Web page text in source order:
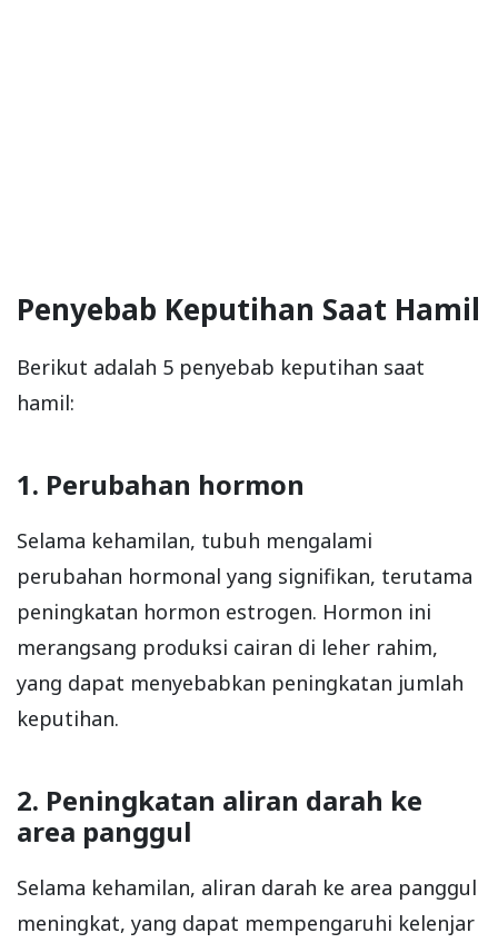
Penyebab Keputihan Saat Hamil
Berikut adalah 5 penyebab keputihan saat
hamil:
1. Perubahan hormon
Selama kehamilan, tubuh mengalami
perubahan hormonal yang signifikan, terutama
peningkatan hormon estrogen. Hormon ini
merangsang produksi cairan di leher rahim,
yang dapat menyebabkan peningkatan jumlah
keputihan.
2. Peningkatan aliran darah ke
area panggul
Selama kehamilan, aliran darah ke area panggul
meningkat, yang dapat mempengaruhi kelenjar